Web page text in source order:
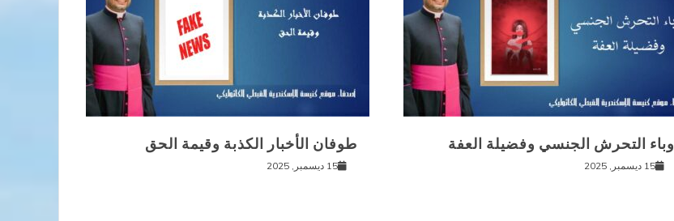
طوفان الأخبار الكذبة وقيمة الحق
15 ديسمبر, 2025
وباء التحرش الجنسي وفضيلة العفة
15 ديسمبر, 2025